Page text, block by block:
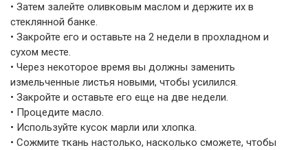
• Затем залейте оливковым маслом и держите их в
стеклянной банке.
• Закройте его и оставьте на 2 недели в прохладном и
сухом месте.
• Через некоторое время вы должны заменить
измельченные листья новыми, чтобы усилился.
• Закройте и оставьте его еще на две недели.
• Процедите масло.
• Используйте кусок марли или хлопка.
• Сожмите ткань настолько, насколько сможете, чтобы